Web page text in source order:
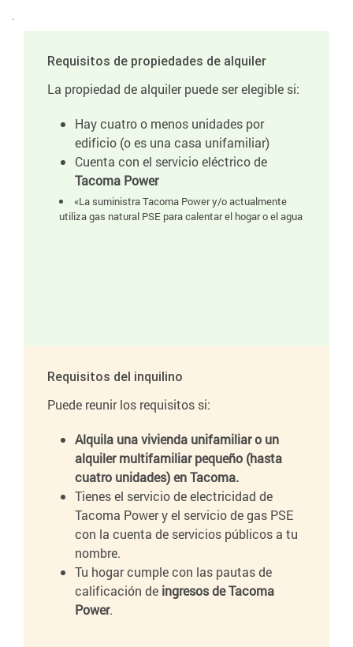
.
Requisitos de propiedades de alquiler
La propiedad de alquiler puede ser elegible si:
Hay cuatro o menos unidades por
edificio (o es una casa unifamiliar)
Cuenta con el servicio eléctrico de
Tacoma Power
«La suministra Tacoma Power y/o actualmente
utiliza gas natural PSE para calentar el hogar o el agua
Requisitos del inquilino
Puede reunir los requisitos si:
Alquila una vivienda unifamiliar o un
alquiler multifamiliar pequeño (hasta
cuatro unidades) en Tacoma.
Tienes el servicio de electricidad de
Tacoma Power y el servicio de gas PSE
con la cuenta de servicios públicos a tu
nombre.
Tu hogar cumple con las pautas de
calificación de ingresos de Tacoma
Power.